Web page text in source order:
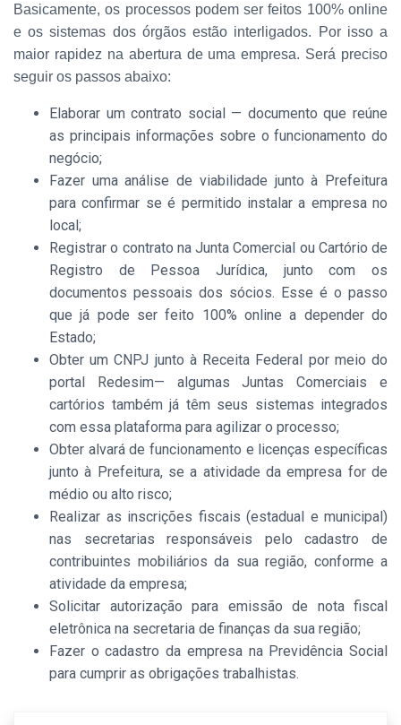
Basicamente, os processos podem ser feitos 100% online
e os sistemas dos órgãos estão interligados. Por isso a
maior rapidez na abertura de uma empresa. Será preciso
seguir os passos abaixo:
Elaborar um contrato social — documento que reúne
as principais informações sobre o funcionamento do
negócio;
Fazer uma análise de viabilidade junto à Prefeitura
para confirmar se é permitido instalar a empresa no
local;
Registrar o contrato na Junta Comercial ou Cartório de
Registro de Pessoa Jurídica, junto com os
documentos pessoais dos sócios. Esse é o passo
que já pode ser feito 100% online a depender do
Estado;
Obter um CNPJ junto à Receita Federal por meio do
portal Redesim— algumas Juntas Comerciais e
cartórios também já têm seus sistemas integrados
com essa plataforma para agilizar o processo;
Obter alvará de funcionamento e licenças específicas
junto à Prefeitura, se a atividade da empresa for de
médio ou alto risco;
Realizar as inscrições fiscais (estadual e municipal)
nas secretarias responsáveis pelo cadastro de
contribuintes mobiliários da sua região, conforme a
atividade da empresa;
Solicitar autorização para emissão de nota fiscal
eletrônica na secretaria de finanças da sua região;
Fazer o cadastro da empresa na Previdência Social
para cumprir as obrigações trabalhistas.